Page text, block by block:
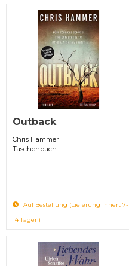
Outback
Chris Hammer
Taschenbuch
Auf Bestellung (Lieferung innert 7-
14 Tagen)